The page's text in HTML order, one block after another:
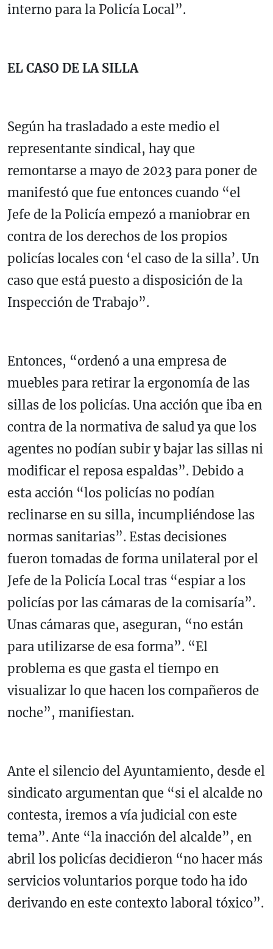
interno para la Policía Local”.
EL CASO DE LA SILLA
Según ha trasladado a este medio el
representante sindical, hay que
remontarse a mayo de 2023 para poner de
manifestó que fue entonces cuando “el
Jefe de la Policía empezó a maniobrar en
contra de los derechos de los propios
policías locales con ‘el caso de la silla’. Un
caso que está puesto a disposición de la
Inspección de Trabajo”.
Entonces, “ordenó a una empresa de
muebles para retirar la ergonomía de las
sillas de los policías. Una acción que iba en
contra de la normativa de salud ya que los
agentes no podían subir y bajar las sillas ni
modificar el reposa espaldas”. Debido a
esta acción “los policías no podían
reclinarse en su silla, incumpliéndose las
normas sanitarias”. Estas decisiones
fueron tomadas de forma unilateral por el
Jefe de la Policía Local tras “espiar a los
policías por las cámaras de la comisaría”.
Unas cámaras que, aseguran, “no están
para utilizarse de esa forma”. “El
problema es que gasta el tiempo en
visualizar lo que hacen los compañeros de
noche”, manifiestan.
Ante el silencio del Ayuntamiento, desde el
sindicato argumentan que “si el alcalde no
contesta, iremos a vía judicial con este
tema”. Ante “la inacción del alcalde”, en
abril los policías decidieron “no hacer más
servicios voluntarios porque todo ha ido
derivando en este contexto laboral tóxico”.